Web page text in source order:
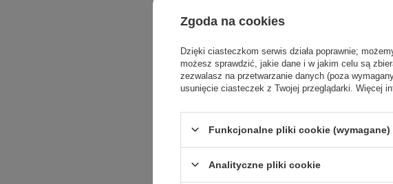
Zgoda na cookies
Dzięki ciasteczkom serwis działa poprawnie;
możesz sprawdzić, jakie dane i w jakim celu są
zezwalasz na przetwarzanie danych (poza
usunięcie ciasteczek z Twojej przeglądarki. Więcej
Funkcjonalne pliki cookie (wymagane)
Analityczne pliki cookie